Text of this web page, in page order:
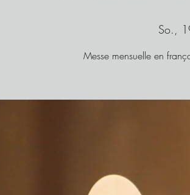
So.,
Messe mensuelle en